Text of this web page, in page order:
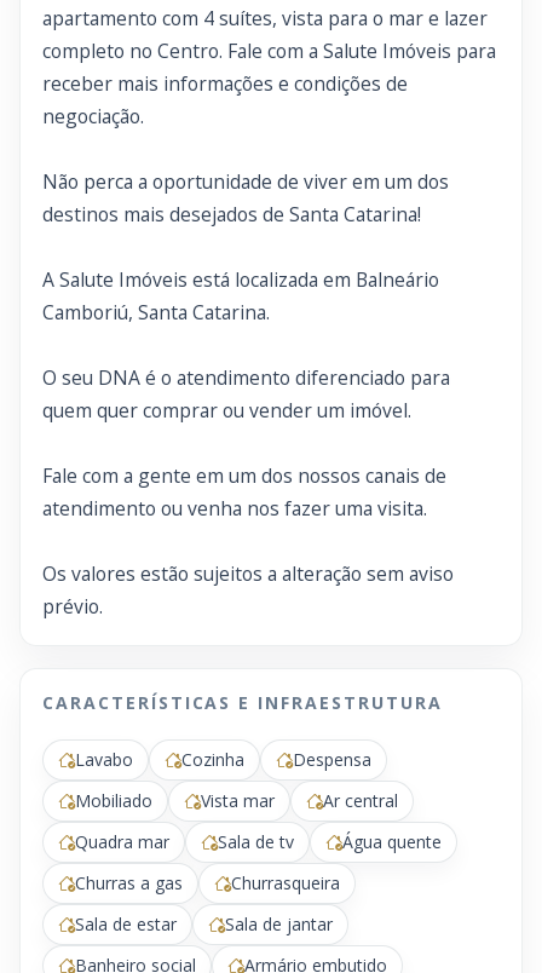
apartamento com 4 suítes, vista para o mar e lazer
completo no Centro. Fale com a Salute Imóveis para
receber mais informações e condições de
negociação.
Não perca a oportunidade de viver em um dos
destinos mais desejados de Santa Catarina!
A Salute Imóveis está localizada em Balneário
Camboriú, Santa Catarina.
O seu DNA é o atendimento diferenciado para
quem quer comprar ou vender um imóvel.
Fale com a gente em um dos nossos canais de
atendimento ou venha nos fazer uma visita.
Os valores estão sujeitos a alteração sem aviso
prévio.
CARACTERÍSTICAS E INFRAESTRUTURA
Lavabo Cozinha
Despensa
Mobiliado
Vista mar
Ar central
Quadra mar
Sala de tv
Água quente
Churras a gas
Churrasqueira
Sala de estar
Sala de jantar
Banheiro social
Armário embutido